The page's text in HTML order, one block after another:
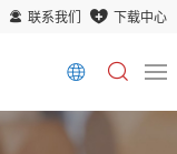
联系我们
下载中心